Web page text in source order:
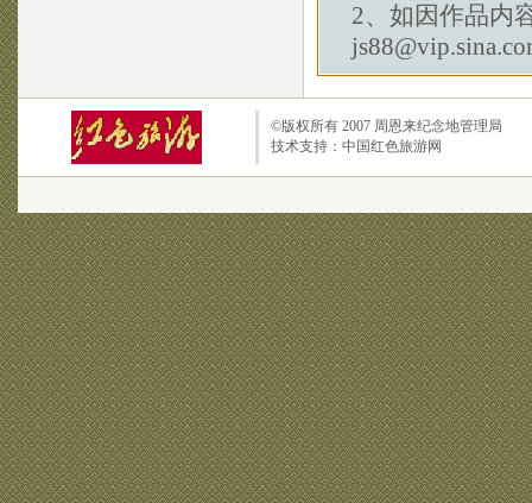
2、如因作品内
©版权所有 2007 周恩来纪念地管理局
技术支持： 中国红色旅游网